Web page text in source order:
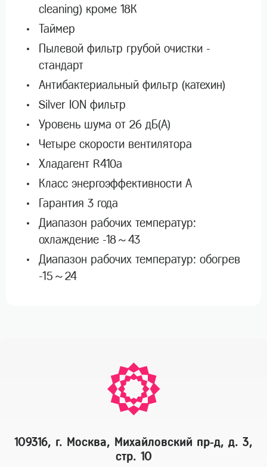
cleaning) кроме 18К
Таймер
Пылевой фильтр грубой очистки -
стандарт
Антибактериальный фильтр (катехин)
Silver ION фильтр
Уровень шума от 26 дБ(А)
Четыре скорости вентилятора
Хладагент R410a
Класс энергоэффективности A
Гарантия 3 года
Диапазон рабочих температур:
охлаждение -18～43
Диапазон рабочих температур: обогрев
-15～24
109316, г. Москва, Михайловский пр-д, д. 3,
стр. 10